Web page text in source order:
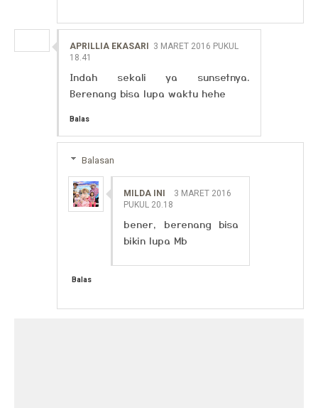
APRILLIA EKASARI 3 MARET 2016 PUKUL
18.41
Indah sekali ya sunsetnya.
Berenang bisa lupa waktu hehe
Balas
Balasan
MILDA INI
3 MARET 2016
PUKUL 20.18
bener, berenang bisa
bikin lupa Mb
Balas